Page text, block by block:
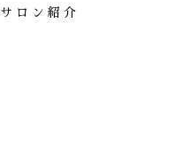
サロン紹介